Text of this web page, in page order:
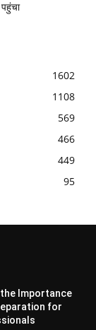
1602
1108
569
466
449
95
Importance
for